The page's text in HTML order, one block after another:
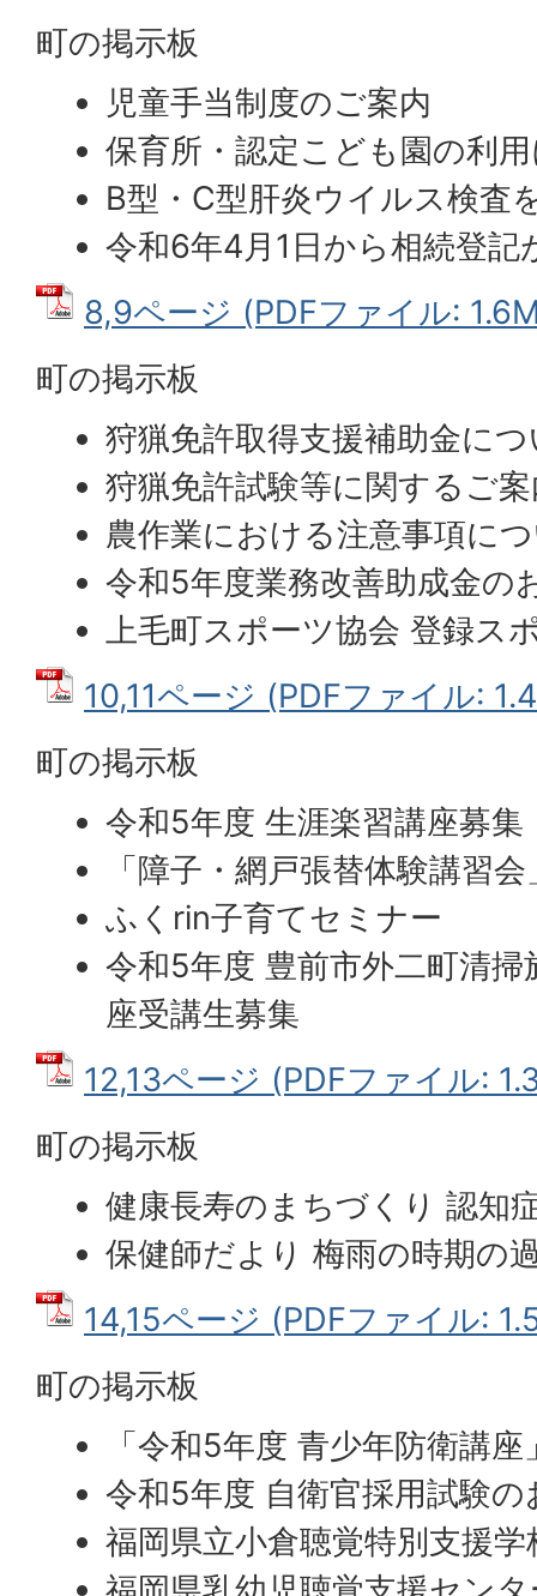
町の掲示板
児童手当制度のご案内
保育所・認定こども園の利
B型・C型肝炎ウイルス検査
令和6年4月1日から相続登記
8,9ページ (PDFファイル:
町の掲示板
狩猟免許取得支援補助金に
狩猟免許試験等に関するご
農作業における注意事項に
令和5年度業務改善助成金の
上毛町スポーツ協会 登録ス
10,11ページ (PDFファイル:
町の掲示板
令和5年度 生涯楽習講座募集
「障子・網戸張替体験講習
ふくrin子育てセミナー
令和5年度 豊前市外二町清
座受講生募集
12,13ページ (PDFファイル:
町の掲示板
健康長寿のまちづくり 認知
保健師だより 梅雨の時期の
14,15ページ (PDFファイル:
町の掲示板
「令和5年度 青少年防衛講
令和5年度 自衛官採用試験の
福岡県立小倉聴覚特別支援